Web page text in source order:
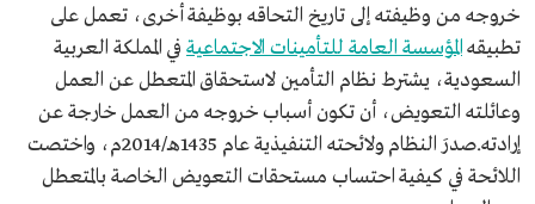
خروجه من وظيفته إلى تاريخ التحاقه بوظيفة أخرى، تعمل على
تطبيقهالمؤسسة العامة للتأمينات الاجتماعية في المملكة العربية
السعودية، يشترط نظام التأمين لاستحقاق المتعطل عن العمل
وعائلته التعويض، أن تكون أسباب خروجه من العمل خارجة عن
إرادته.صدرَ النظام ولائحته التنفيذية عام 1435هـ/2014م، واختصت
اللائحة في كيفية احتساب مستحقات التعويض الخاصة بالمتعطل